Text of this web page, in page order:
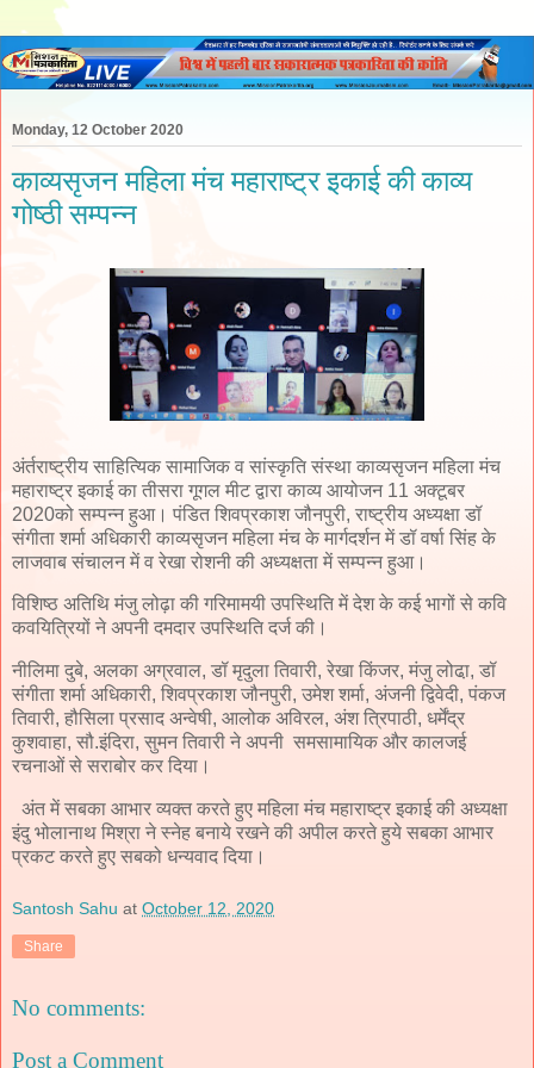
Monday, 12 October 2020
काव्यसृजन महिला मंच महाराष्ट्र इकाई की काव्य
गोष्ठी सम्पन्न
अंर्तराष्ट्रीय साहित्यिक सामाजिक व सांस्कृति संस्था काव्यसृजन महिला मंच
महाराष्ट्र इकाई का तीसरा गूगल मीट द्वारा काव्य आयोजन 11 अक्टूबर
2020को सम्पन्न हुआ। पंडित शिवप्रकाश जौनपुरी, राष्ट्रीय अध्यक्षा डॉ
संगीता शर्मा अधिकारी काव्यसृजन महिला मंच के मार्गदर्शन में डॉ वर्षा सिंह के
लाजवाब संचालन में व रेखा रोशनी की अध्यक्षता में सम्पन्न हुआ।
विशिष्ठ अतिथि मंजु लोढ़ा की गरिमामयी उपस्थिति में देश के कई भागों से कवि
कवयित्रियों ने अपनी दमदार उपस्थिति दर्ज की।
नीलिमा दुबे, अलका अग्रवाल, डॉ मृदुला तिवारी, रेखा किंजर, मंजु लोढा़, डॉ
संगीता शर्मा अधिकारी, शिवप्रकाश जौनपुरी, उमेश शर्मा, अंजनी द्विवेदी, पंकज
तिवारी, हौसिला प्रसाद अन्वेषी, आलोक अविरल, अंश त्रिपाठी, धर्मेंद्र
कुशवाहा, सौ.इंदिरा, सुमन तिवारी ने अपनी समसामायिक और कालजई
रचनाओं से सराबोर कर दिया।
अंत में सबका आभार व्यक्त करते हुए महिला मंच महाराष्ट्र इकाई की अध्यक्षा
इंदु भोलानाथ मिश्रा ने स्नेह बनाये रखने की अपील करते हुये सबका आभार
प्रकट करते हुए सबको धन्यवाद दिया।
Santosh Sahu at October 12, 2020
Share
No comments:
Post a Comment